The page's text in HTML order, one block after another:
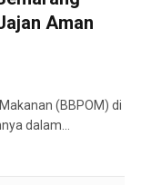
Aman
(BBPOM) di
dalam…